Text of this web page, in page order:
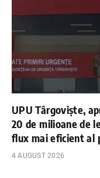
UPU Târgoviște,
20 de milioane de
flux mai eficient al
4 AUGUST 2026